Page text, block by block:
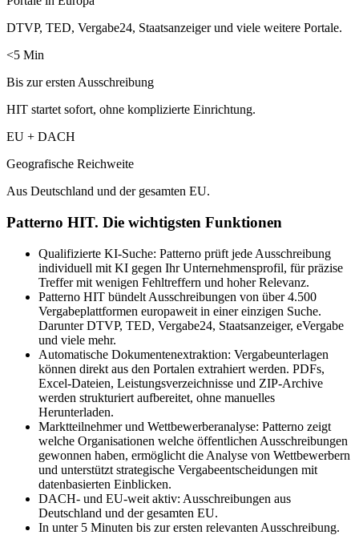
DTVP, TED, Vergabe24, Staatsanzeiger und viele weitere Portale.
<5 Min
Bis zur ersten Ausschreibung
HIT startet sofort, ohne komplizierte Einrichtung.
EU + DACH
Geografische Reichweite
Aus Deutschland und der gesamten EU.
Patterno HIT. Die wichtigsten Funktionen
Qualifizierte KI-Suche: Patterno prüft jede Ausschreibung
individuell mit KI gegen Ihr Unternehmensprofil, für präzise
Treffer mit wenigen Fehltreffern und hoher Relevanz.
Patterno HIT bündelt Ausschreibungen von über 4.500
Vergabeplattformen europaweit in einer einzigen Suche.
Darunter DTVP, TED, Vergabe24, Staatsanzeiger, eVergabe
und viele mehr.
Automatische Dokumentenextraktion: Vergabeunterlagen
können direkt aus den Portalen extrahiert werden. PDFs,
Excel-Dateien, Leistungsverzeichnisse und ZIP-Archive
werden strukturiert aufbereitet, ohne manuelles
Herunterladen.
Marktteilnehmer und Wettbewerberanalyse: Patterno zeigt
welche Organisationen welche öffentlichen Ausschreibungen
gewonnen haben, ermöglicht die Analyse von Wettbewerbern
und unterstützt strategische Vergabeentscheidungen mit
datenbasierten Einblicken.
DACH- und EU-weit aktiv: Ausschreibungen aus
Deutschland und der gesamten EU.
In unter 5 Minuten bis zur ersten relevanten Ausschreibung.